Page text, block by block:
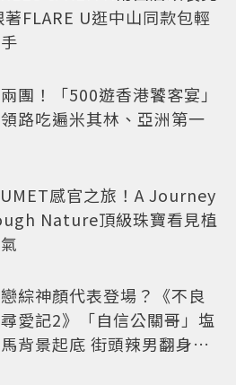
著FLARE U逛中山同款包輕
團！「500遊香港饕客宴」
路吃遍米其林、亞洲第一
感官之旅！A Journey
Nature頂級珠寶看見植
綜神顏代表登場？《不良
愛記2》「自信公關哥」塩
背景起底 街頭辣男翻身當